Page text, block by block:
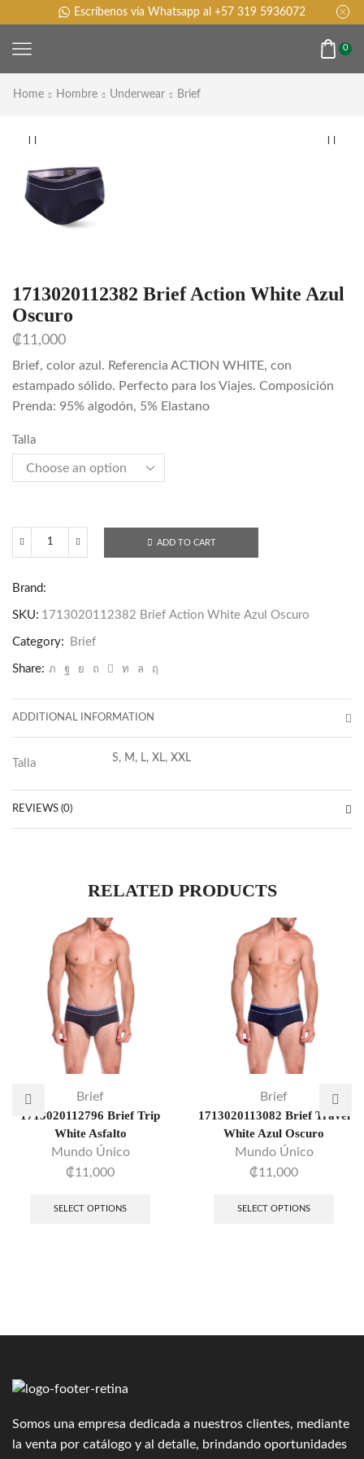
Escríbenos vía Whatsapp al +57 319 5936072
0
Home Hombre Underwear Brief
1713020112382 Brief Action White Azul
Oscuro
₡11,000
Brief, color azul. Referencia ACTION WHITE, con
estampado sólido. Perfecto para los Viajes. Composición
Prenda: 95% algodón, 5% Elastano
Talla
White
quantity
ADD TO CART
Brand:
SKU: 1713020112382 Brief Action White Azul Oscuro
Category: Brief
Share:
ADDITIONAL INFORMATION
Talla S, M, L, XL, XXL
REVIEWS (0)
RELATED PRODUCTS
Brief
1713020112796 Brief Trip
White Asfalto
Mundo Único
₡11,000
SELECT OPTIONS
Brief
1713020113082 Brief Travel
White Azul Oscuro
Mundo Único
₡11,000
SELECT OPTIONS
Somos una empresa dedicada a nuestros clientes, mediante
la venta por catálogo y al detalle, brindando oportunidades